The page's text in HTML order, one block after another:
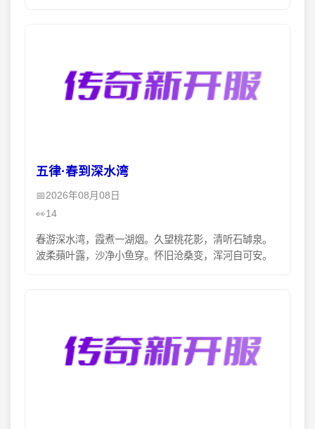
五律·春到深水湾
2026年08月08日
14
春游深水湾，霞煮一湖烟。久望桃花影，清听石罅泉。
波柔蘋叶露，沙净小鱼穿。怀旧沧桑变，浑河自可安。